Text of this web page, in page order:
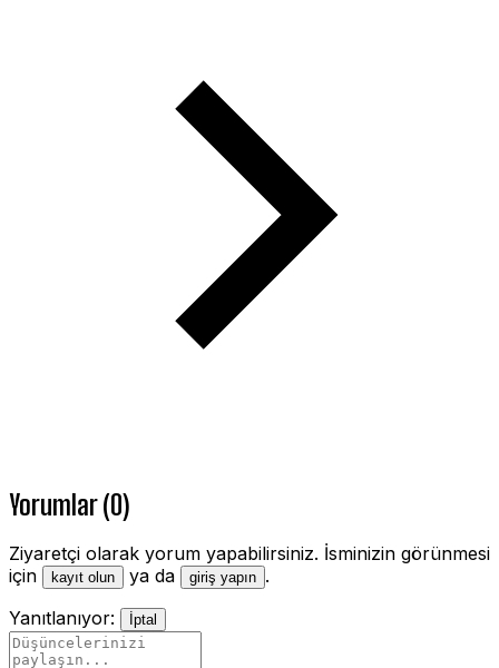
Yorumlar (0)
Ziyaretçi olarak yorum yapabilirsiniz. İsminizin görünmesi
için
kayıt olun ya da giriş yapın .
Yanıtlanıyor:
İptal